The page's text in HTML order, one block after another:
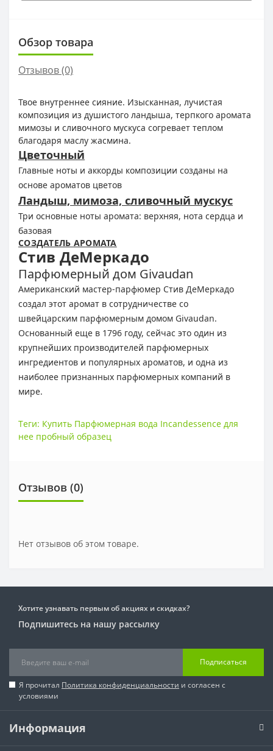
Обзор товара
Отзывов (0)
Твое внутреннее сияние. Изысканная, лучистая
композиция из душистого ландыша, терпкого аромата
мимозы и сливочного мускуса согревает теплом
благодаря маслу жасмина.
Цветочный
Главные ноты и аккорды композиции созданы на
основе ароматов цветов
Ландыш, мимоза, сливочный мускус
Три основные ноты аромата: верхняя, нота сердца и
базовая
СОЗДАТЕЛЬ АРОМАТА
Стив ДеМеркадо
Парфюмерный дом Givaudan
Американский мастер-парфюмер Стив ДеМеркадо
создал этот аромат в сотрудничестве со
швейцарским парфюмерным домом Givaudan.
Основанный еще в 1796 году, сейчас это один из
крупнейших производителей парфюмерных
ингредиентов и популярных ароматов, и одна из
наиболее признанных парфюмерных компаний в
мире.
Теги: Купить Парфюмерная вода Incandessence для
нее пробный образец
Отзывов (0)
Нет отзывов об этом товаре.
Хотите узнавать первым об акциях и скидках?
Подпишитесь на нашу рассылку
Подписаться
Я прочитал Политика конфиденциальности и согласен с
условиями
Информация